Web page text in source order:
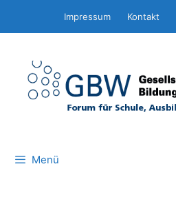
springen
Impressum Kontakt
Menü